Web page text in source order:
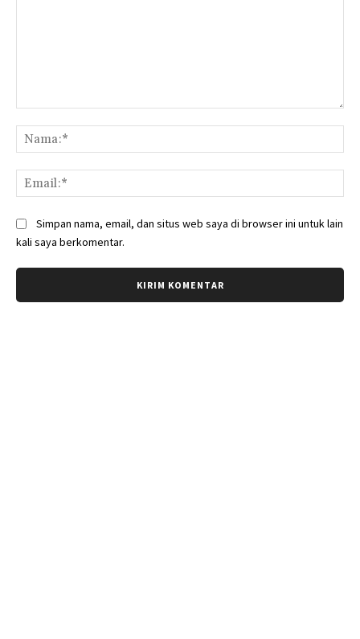
Simpan nama, email, dan situs web saya di browser ini untuk lain
kali saya berkomentar.